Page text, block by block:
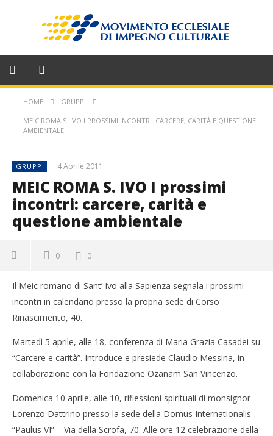
HOME GRUPPI
MEIC ROMA S. IVO I PROSSIMI INCONTRI: CARCERE, CARITÀ E QUESTIONE
AMBIENTALE
GRUPPI 4 Aprile 2011
MEIC ROMA S. IVO I prossimi
incontri: carcere, carità e
questione ambientale
0 0
Il Meic romano di Sant’ Ivo alla Sapienza segnala i prossimi
incontri in calendario presso la propria sede di Corso
Rinascimento, 40.
Martedì 5 aprile, alle 18, conferenza di Maria Grazia Casadei su
“Carcere e carità”. Introduce e presiede Claudio Messina, in
collaborazione con la Fondazione Ozanam San Vincenzo.
Domenica 10 aprile, alle 10, riflessioni spirituali di monsignor
Lorenzo Dattrino presso la sede della Domus Internationalis
“Paulus VI” – Via della Scrofa, 70. Alle ore 12 celebrazione della